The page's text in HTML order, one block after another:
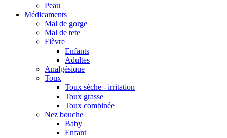
Peau
Médicaments
Mal de gorge
Mal de tete
Fièvre
Enfants
Adultes
Analgésique
Toux
Toux sèche - irritation
Toux grasse
Toux combinée
Nez bouche
Baby
Enfant